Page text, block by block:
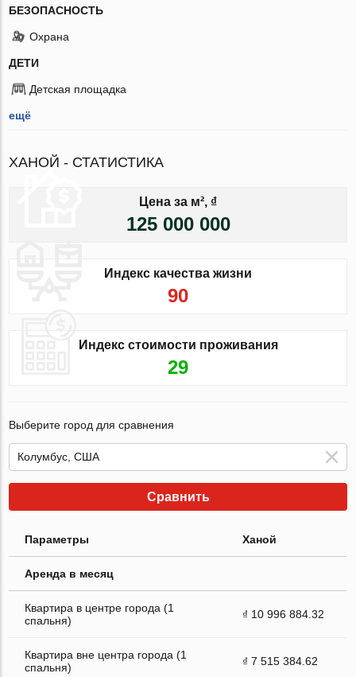
БЕЗОПАСНОСТЬ
Охрана
ДЕТИ
Детская площадка
ещё
ХАНОЙ - СТАТИСТИКА
Цена за м², ₫
125 000 000
Индекс качества жизни
90
Индекс стоимости проживания
29
Выберите город для сравнения
Сравнить
Параметры Ханой
Аренда в месяц
Квартира в центре города (1
спальня)
₫ 10 996 884.32
Квартира вне центра города (1
спальня)
₫ 7 515 384.62